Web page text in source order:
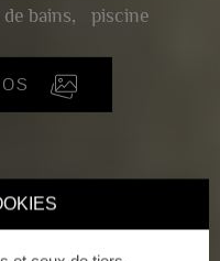
de bains, piscine